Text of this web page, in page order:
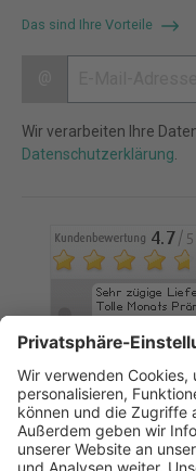
Das sind Ihre Vorteile
Wir verarbeiten Ihre
Datenschutzerklärung